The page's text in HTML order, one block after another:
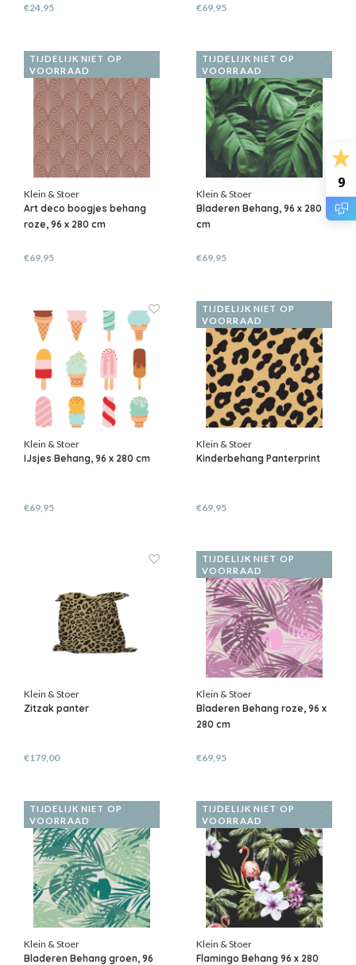
9
€24,95 €69,95
TIJDELIJK NIET OP
VOORRAAD
Klein & Stoer
Art deco boogjes behang
roze, 96 x 280 cm
€69,95
TIJDELIJK NIET OP
VOORRAAD
Klein & Stoer
Bladeren Behang, 96 x 280
cm
€69,95
Klein & Stoer
IJsjes Behang, 96 x 280 cm
€69,95
TIJDELIJK NIET OP
VOORRAAD
Klein & Stoer
Kinderbehang Panterprint
€69,95
Klein & Stoer
Zitzak panter
€179,00
TIJDELIJK NIET OP
VOORRAAD
Klein & Stoer
Bladeren Behang roze, 96 x
280 cm
€69,95
TIJDELIJK NIET OP
VOORRAAD
Klein & Stoer
Bladeren Behang groen, 96
TIJDELIJK NIET OP
VOORRAAD
Klein & Stoer
Flamingo Behang 96 x 280